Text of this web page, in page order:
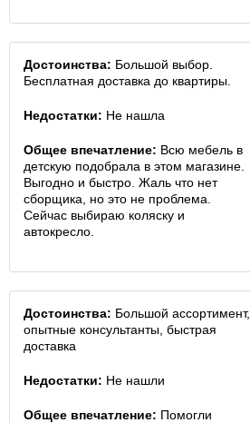
Достоинства: Большой выбор.
Бесплатная доставка до квартиры.
Недостатки: Не нашла
Общее впечатление: Всю мебель в
детскую подобрала в этом магазине.
Выгодно и быстро. Жаль что нет
сборщика, но это не проблема.
Сейчас выбираю коляску и
автокресло.
Достоинства: Большой ассортимент,
опытные консультанты, быстрая
доставка
Недостатки: Не нашли
Общее впечатление: Помогли